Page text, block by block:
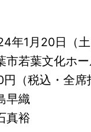
年1月20日（
市若葉文化ホ
（税込・全席
早織
真裕